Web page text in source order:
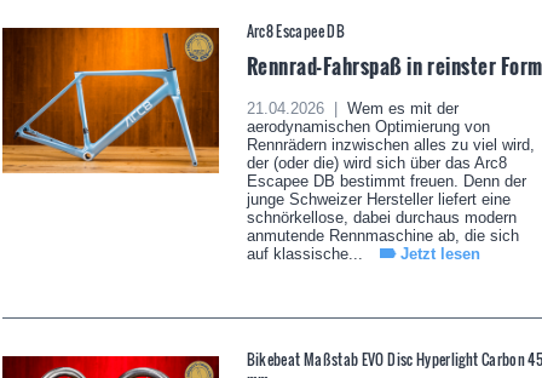
Arc8 Escapee DB
Rennrad-Fahrspaß in reinster Form
21.04.2026 |
Wem es mit der
aerodynamischen Optimierung von
Rennrädern inzwischen alles zu viel wird,
der (oder die) wird sich über das Arc8
Escapee DB bestimmt freuen. Denn der
junge Schweizer Hersteller liefert eine
schnörkellose, dabei durchaus modern
anmutende Rennmaschine ab, die sich
auf klassische...
Jetzt lesen
Bikebeat Maßstab EVO Disc Hyperlight Carbon